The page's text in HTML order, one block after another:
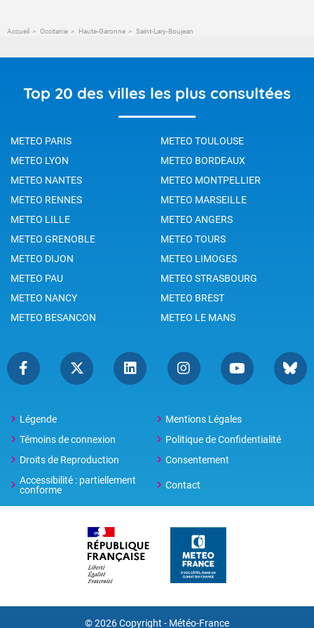
Accueil Occitanie Haute-Garonne Saint-Lary-Boujean
Top 20 des villes les plus consultées
METEO PARIS
METEO TOULOUSE
METEO LYON
METEO BORDEAUX
METEO NANTES
METEO MONTPELLIER
METEO RENNES
METEO MARSEILLE
METEO LILLE
METEO ANGERS
METEO GRENOBLE
METEO TOURS
METEO DIJON
METEO LIMOGES
METEO PAU
METEO STRASBOURG
METEO NANCY
METEO BREST
METEO BESANCON
METEO LE MANS
Légende
Mentions Légales
Témoins de connexion
Politique de Confidentialité
Droits de Reproduction
Consentement
Accessibilité : partiellement
conforme
Contact
© 2026 Copyright - Météo-France